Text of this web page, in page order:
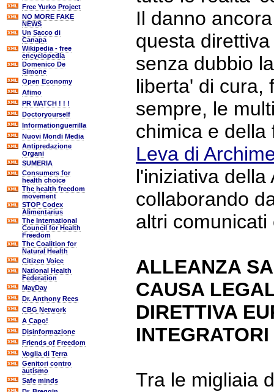
Free Yurko Project
NO MORE FAKE
NEWS
Un Sacco di
Canapa
Wikipedia - free
encyclopedia
Domenico De
Simone
Open Economy
Afimo
PR WATCH ! ! !
Doctoryourself
Informationguerrilla
Nuovi Mondi Media
Antipredazione
Organi
SUMERIA
Consumers for
health choice
The health freedom
movement
STOP Codex
Alimentarius
The International
Council for Health
Freedom
The Coalition for
Natural Health
Citizen Voice
National Health
Federation
MayDay
Dr. Anthony Rees
CBG Network
A Capo!
Disinformazione
Friends of Freedom
Voglia di Terra
Genitori contro
autismo
Safe minds
Il danno
questa
senza dubbio
liberta' di cura,
sempre, le
chimica e
Leva di
l'iniziativa della
collaborando
altri
ALLEANZA
CAUSA
DIRETTIVA
INTEGRATORI
Tra le migliaia